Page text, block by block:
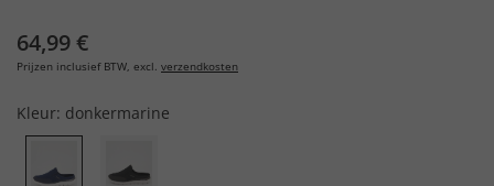
64,99 €
Prijzen inclusief BTW, excl. verzendkosten
Kleur: donkermarine